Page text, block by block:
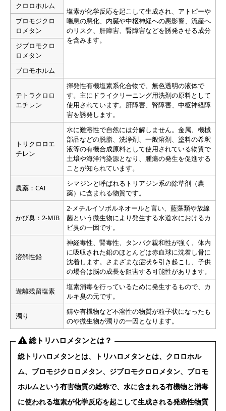
塩素が化学反応を起こして生成され、アトピーや
喘息の悪化、内臓や中枢神経への悪影響、流産へ
のリスク、肝障害、腎障害などを誘発させる成分
を含みます。
クロロホルム
ブロモジクロ
ロメタン
ジブロモクロ
ロメタン
ブロモホルム
テトラクロロ
エチレン
揮発性有機塩素系化合物で、無色透明の液体で
す。主にドライクリーニング用洗剤の原料として
使用されています。肝障害、腎障害、中枢神経障
害を誘発します。
トリクロロエ
チレン
水に難溶性で自然には分解しません。金属、機械
部品などの脱脂、洗浄剤、一般溶剤、塗料の希釈
液等の有機合成原料として使用されている物質で
土壌や海洋汚染源となり、腫瘍の発生を促進する
ことが知られています。
農薬：CAT
シマジンと呼ばれるトリアジン系の除草剤（農
薬）に含まれる物質です。
かび臭：2-MIB
2-メチルイソボルネオールと言い、藍藻類や放線
菌という微生物により発生する水道水におけるカ
ビ臭の一因です。
溶解性鉛
神経毒性、腎毒性、タンパク親和性が強く、体内
に吸収された鉛のほとんどは赤血球に沈着し骨に
沈着します。さまざまな症状を引き起こし、子供
の場合は脳の成長を阻害する可能性があります。
遊離残留塩素
塩素消毒を行っているために発生するもので、カ
ルキ臭の元です。
濁り
錆や有機物など不溶性の物質が粒子状になったも
のや微生物が濁りの一因となります。
総トリハロメタンとは？
総トリハロメタンとは、トリハロメタンとは、クロロホル
ム、ブロモジクロロメタン、ジブロモクロロメタン、ブロモ
ホルムという有害物質の総称で、水に含まれる有機物と消毒
に使われる塩素が化学反応を起こして生成される発癌性物質